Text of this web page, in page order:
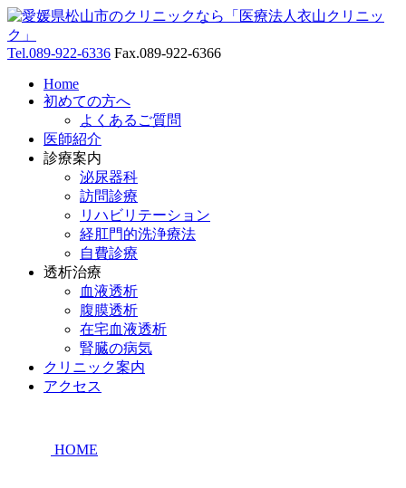
Tel.089-922-6336 Fax.089-922-6366
Home
初めての方へ
よくあるご質問
医師紹介
診療案内
泌尿器科
訪問診療
リハビリテーション
経肛門的洗浄療法
自費診療
透析治療
血液透析
腹膜透析
在宅血液透析
腎臓の病気
クリニック案内
アクセス
HOME